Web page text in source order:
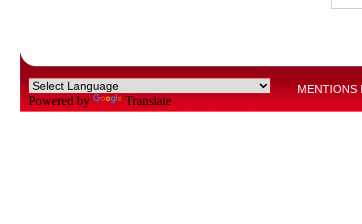
Powered by Translate
MENTIONS